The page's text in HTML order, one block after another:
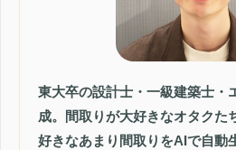
東大卒の設計士・一級建築士・
成。間取りが大好きなオタクた
好きなあまり間取りをAIで自動